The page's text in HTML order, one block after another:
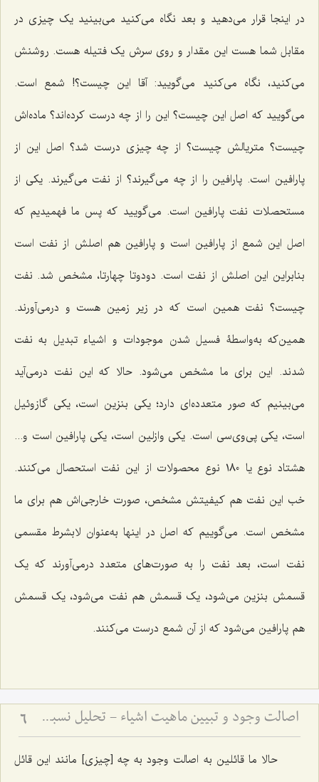
در اینجا قرار می‌دهید و بعد نگاه می‌کنید می‌بینید یک چیزی در
مقابل شما هست این مقدار و روی سرش یک فتیله هست. روشنش
می‌کنید، نگاه می‌کنید می‌گویید: آقا این چیست؟! شمع است.
می‌گویید که اصل این چیست؟ این را از چه درست کرده‌اند؟ ماده‌اش
چیست؟ متریالش چیست؟ از چه چیزی درست شد؟ اصل این از
پارافین است. پارافین را از چه می‌گیرند؟ از نفت می‌گیرند. یکی از
مستحصلات نفت پارافین است. می‌گویید که پس ما فهمیدیم که
اصل این شمع از پارافین است و پارافین هم اصلش از نفت است
بنابراین این اصلش از نفت است. دودوتا چهارتا، مشخص شد. نفت
چیست؟ نفت همین است که در زیر زمین هست و درمی‌آورند.
همین‌که به‌واسطۀ فسیل شدن موجودات و اشیاء تبدیل به نفت
شدند. این برای ما مشخص می‌شود. حالا که این نفت درمی‌آید
می‌بینیم که صور متعدده‌ای دارد؛ یکی بنزین است، یکی گازوئیل
است، یکی پی‌وی‌سی است. یکی وازلین است، یکی پارافین است و...
هشتاد نوع یا 180 نوع محصولات از این نفت استحصال می‌کنند.
خب این نفت هم کیفیتش مشخص، صورت خارجی‌اش هم برای ما
مشخص است. می‌گوییم که اصل در اینها به‌عنوان لابشرط مقسمی
نفت است، بعد نفت را به صورت‌های متعدد درمی‌آورند که یک
قسمش بنزین می‌شود، یک قسمش هم نفت می‌شود، یک قسمش
هم پارافین می‌شود که از آن شمع درست می‌کنند.
اصالت وجود و تبیین ماهیت اشیاء - تحلیل نسبت میان وجود واحد و کثرت ماهیات خارجی 6
حالا ما قائلین به اصالت وجود به چه [چیزی] مانند این قائل